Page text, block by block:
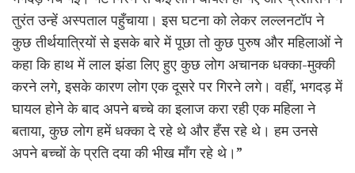
तुरंत उन्हें अस्पताल पहुँचाया। इस घटना को लेकर लल्लनटॉप ने
कुछ तीर्थयात्रियों से इसके बारे में पूछा तो कुछ पुरुष और महिलाओं ने
कहा कि हाथ में लाल झंडा लिए हुए कुछ लोग अचानक धक्का-मुक्की
करने लगे, इसके कारण लोग एक दूसरे पर गिरने लगे। वहीं, भगदड़ में
घायल होने के बाद अपने बच्चे का इलाज करा रही एक महिला ने
बताया, कुछ लोग हमें धक्का दे रहे थे और हँस रहे थे। हम उनसे
अपने बच्चों के प्रति दया की भीख माँग रहे थे।”